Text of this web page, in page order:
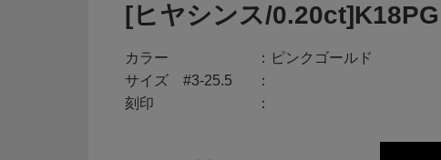
[ヒヤシンス/
カラー
ピンクゴールド
サイズ #3-25.5
刻印